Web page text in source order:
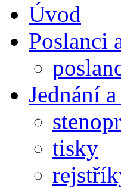
Úvod
Poslanci
Jednání
tisky